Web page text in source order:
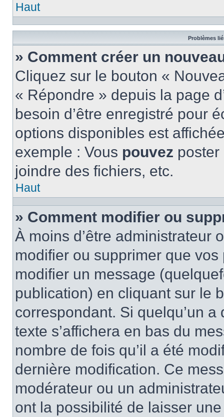
Haut
Problèmes
» Comment créer un
Cliquez sur le bouton «
« Répondre » depuis la page
besoin d’être enregistré pour
options disponibles est
exemple : Vous pouvez
joindre des fichiers, etc.
Haut
» Comment modifier ou
À moins d’être administrateur
modifier ou supprimer que
modifier un message
publication) en cliquant sur le
correspondant. Si quelqu’un
texte s’affichera en bas du
nombre de fois qu’il a été
dernière modification. Ce
modérateur ou un
ont la possibilité de laisser